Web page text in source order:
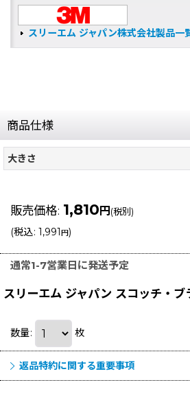
スリーエム ジャパン株式会社製品一
商品仕様
大きさ
販売価格: 1,810 円 (税別)
(税込: 1,991円)
通常1-7営業日に発送予定
スリーエム ジャパン スコッチ・
数量: 枚
返品特約に関する重要事項